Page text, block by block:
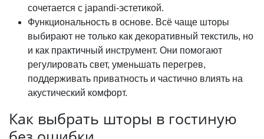
сочетается с japandi-эстетикой.
Функциональность в основе. Всё чаще шторы
выбирают не только как декоративный текстиль, но
и как практичный инструмент. Они помогают
регулировать свет, уменьшать перегрев,
поддерживать приватность и частично влиять на
акустический комфорт.
Как выбрать шторы в гостиную